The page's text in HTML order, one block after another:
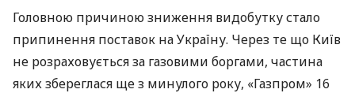
Головною причиною зниження видобутку стало
припинення поставок на Україну. Через те що Київ
не розраховується за газовими боргами, частина
яких збереглася ще з минулого року, «Газпром» 16